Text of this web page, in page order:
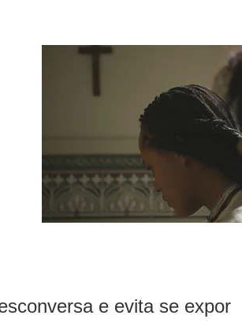
e evita se expor